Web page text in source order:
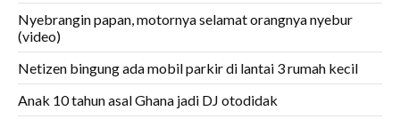
Nyebrangin papan, motornya selamat orangnya nyebur
(video)
Netizen bingung ada mobil parkir di lantai 3 rumah kecil
Anak 10 tahun asal Ghana jadi DJ otodidak